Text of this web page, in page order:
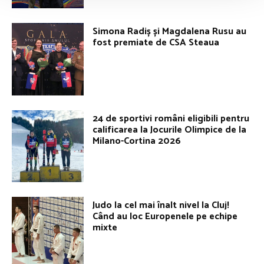
Simona Radiș și Magdalena Rusu au
fost premiate de CSA Steaua
24 de sportivi români eligibili pentru
calificarea la Jocurile Olimpice de la
Milano-Cortina 2026
Judo la cel mai înalt nivel la Cluj!
Când au loc Europenele pe echipe
mixte